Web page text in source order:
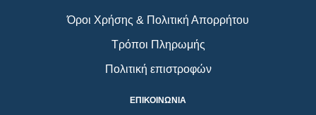
Όροι Χρήσης & Πολιτική Απορρήτου
Τρόποι Πληρωμής
Πολιτική επιστροφών
ΕΠΙΚΟΙΝΩΝΙΑ